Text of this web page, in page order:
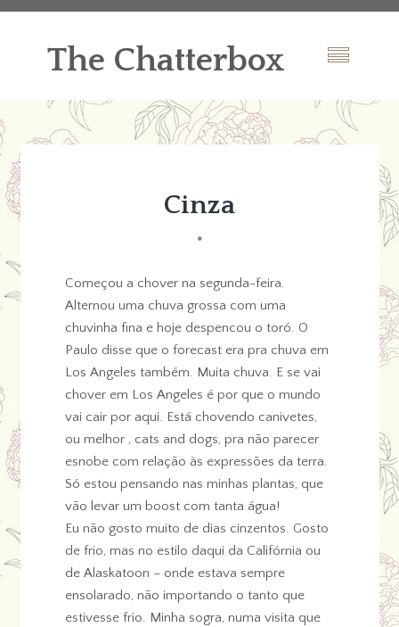
The Chatterbox
Cinza
*
Começou a chover na segunda-feira.
Alternou uma chuva grossa com uma
chuvinha fina e hoje despencou o toró. O
Paulo disse que o forecast era pra chuva em
Los Angeles também. Muita chuva. E se vai
chover em Los Angeles é por que o mundo
vai cair por aqui. Está chovendo canivetes,
ou melhor , cats and dogs, pra não parecer
esnobe com relação às expressões da terra.
Só estou pensando nas minhas plantas, que
vão levar um boost com tanta água!
Eu não gosto muito de dias cinzentos. Gosto
de frio, mas no estilo daqui da Califórnia ou
de Alaskatoon – onde estava sempre
ensolarado, não importando o tanto que
estivesse frio. Minha sogra, numa visita que